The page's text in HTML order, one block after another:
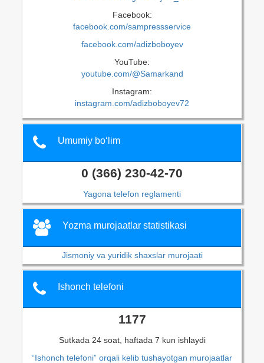
Facebook:
facebook.com/sampressservice
facebook.com/adizboboyev
YouTube:
youtube.com/@Samarkand
Instagram:
instagram.com/adizboboyev72
Umumiy bo‘lim
0 (366) 230-42-70
Yagona telefon reglamenti
Yozma murojaatlar statistikasi
Jismoniy va yuridik shaxslar murojaati
Ishonch telefoni
1177
Sutkada 24 soat, haftada 7 kun ishlaydi
“Ishonch telefoni” orqali kelib tushayotgan murojaatlar